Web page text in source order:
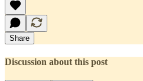
Share
Discussion about this post